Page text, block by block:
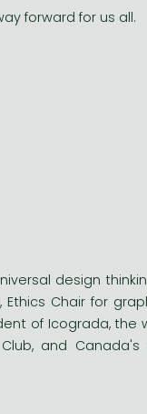
forward for us all.
design
Chair for
of Icograda, the
and